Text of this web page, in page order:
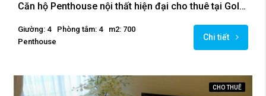
Căn hộ Penthouse nội thất hiện đại cho thuê tại Golden Westlake, Ba Đình
Giường: 4 Phòng tắm: 4
m2: 700
Penthouse
Chi tiết
CHO THUÊ